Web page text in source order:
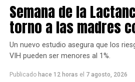
gestión de Héctor Gay y ahora de
El principal fundamento es que
de árboles, pero también
modificaciones van a borrar la
Semana de la
torno a las madres
Un nuevo estudio asegura que los
VIH pueden ser menores al 1%.
Publicado hace 12 horas el 7 agosto, 2026